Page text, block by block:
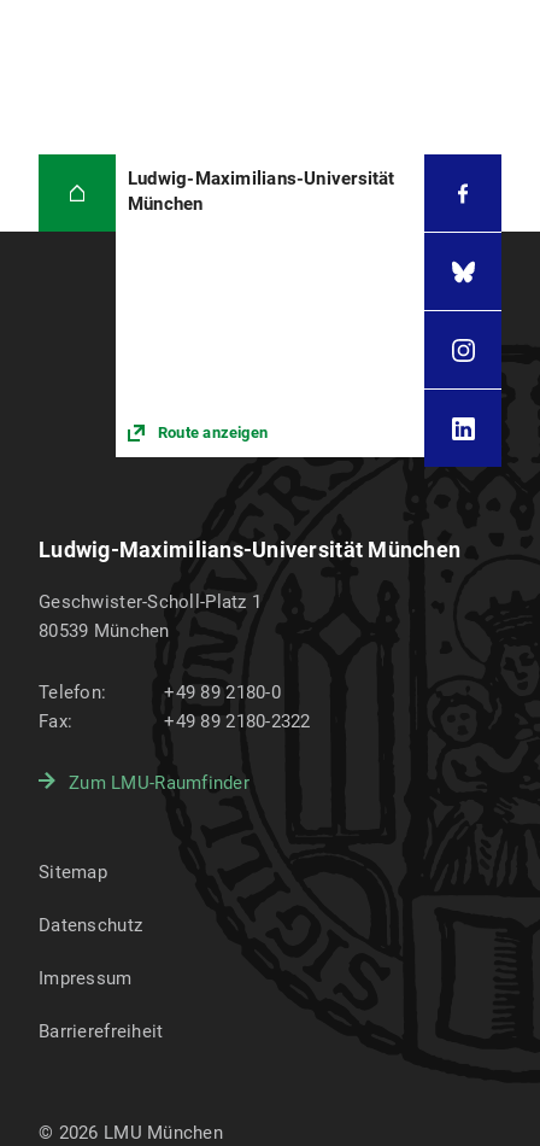
Ludwig-Maximilians-Universität
München
Route anzeigen
Ludwig-Maximilians-Universität München
Geschwister-Scholl-Platz 1
80539 München
Telefon:
+49 89 2180-0
Fax:
+49 89 2180-2322
Zum LMU-Raumfinder
Sitemap
Datenschutz
Impressum
Barrierefreiheit
© 2026 LMU München